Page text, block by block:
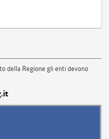
della Regione gli enti devono